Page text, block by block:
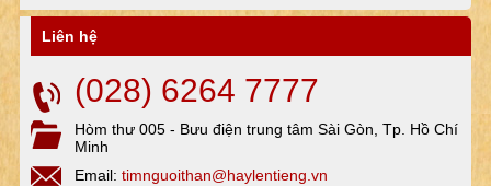
Liên hệ
(028) 6264 7777
Hòm thư 005 - Bưu điện trung tâm Sài Gòn, Tp. Hồ Chí
Minh
Email: timnguoithan@haylentieng.vn